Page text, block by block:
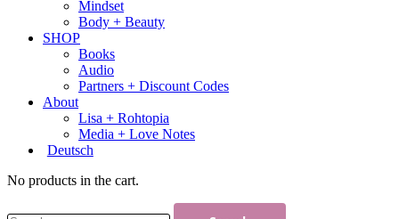
Mindset
Body + Beauty
SHOP
Books
Audio
Partners + Discount Codes
About
Lisa + Rohtopia
Media + Love Notes
Deutsch
No products in the cart.